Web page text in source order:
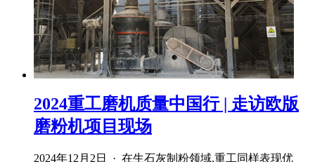
2024重工磨机质量中国行 | 走访欧版
磨粉机项目现场
2024年12月2日 · 在生石灰制粉领域,重工同样表现优